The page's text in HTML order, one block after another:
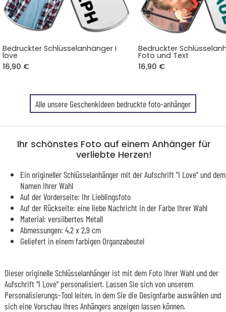
Bedruckter Schlüsselanhänger I
love
16,90 €
Bedruckter
Foto und Text
16,90 €
Alle unsere Geschenkideen bedruckte foto-anhänger
Ihr schönstes Foto auf einem Anhänger für
verliebte Herzen!
Ein origineller Schlüsselanhänger mit der Aufschrift "I Love" und dem
Namen Ihrer Wahl
Auf der Vorderseite: Ihr Lieblingsfoto
Auf der Rückseite: eine liebe Nachricht in der Farbe Ihrer Wahl
Material: versilbertes Metall
Abmessungen: 4,2 x 2,9 cm
Geliefert in einem farbigen Organzabeutel
Dieser originelle Schlüsselanhänger ist mit dem Foto Ihrer Wahl und der
Aufschrift "I Love" personalisiert. Lassen Sie sich von unserem
Personalisierungs-Tool leiten, in dem Sie die Designfarbe auswählen und
sich eine Vorschau Ihres Anhängers anzeigen lassen können.